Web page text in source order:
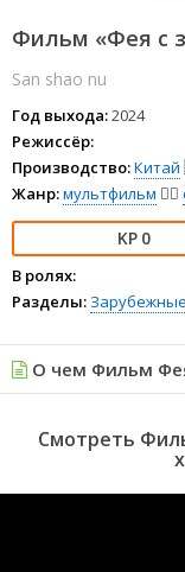
Фильм «Фея с
San shao nu
Год выхода:2024
Режиссёр:
Производство:Китай
Жанр:мультфильм 🧚‍♀️
0
В ролях:
Разделы:
О чем Фильм
Смотреть